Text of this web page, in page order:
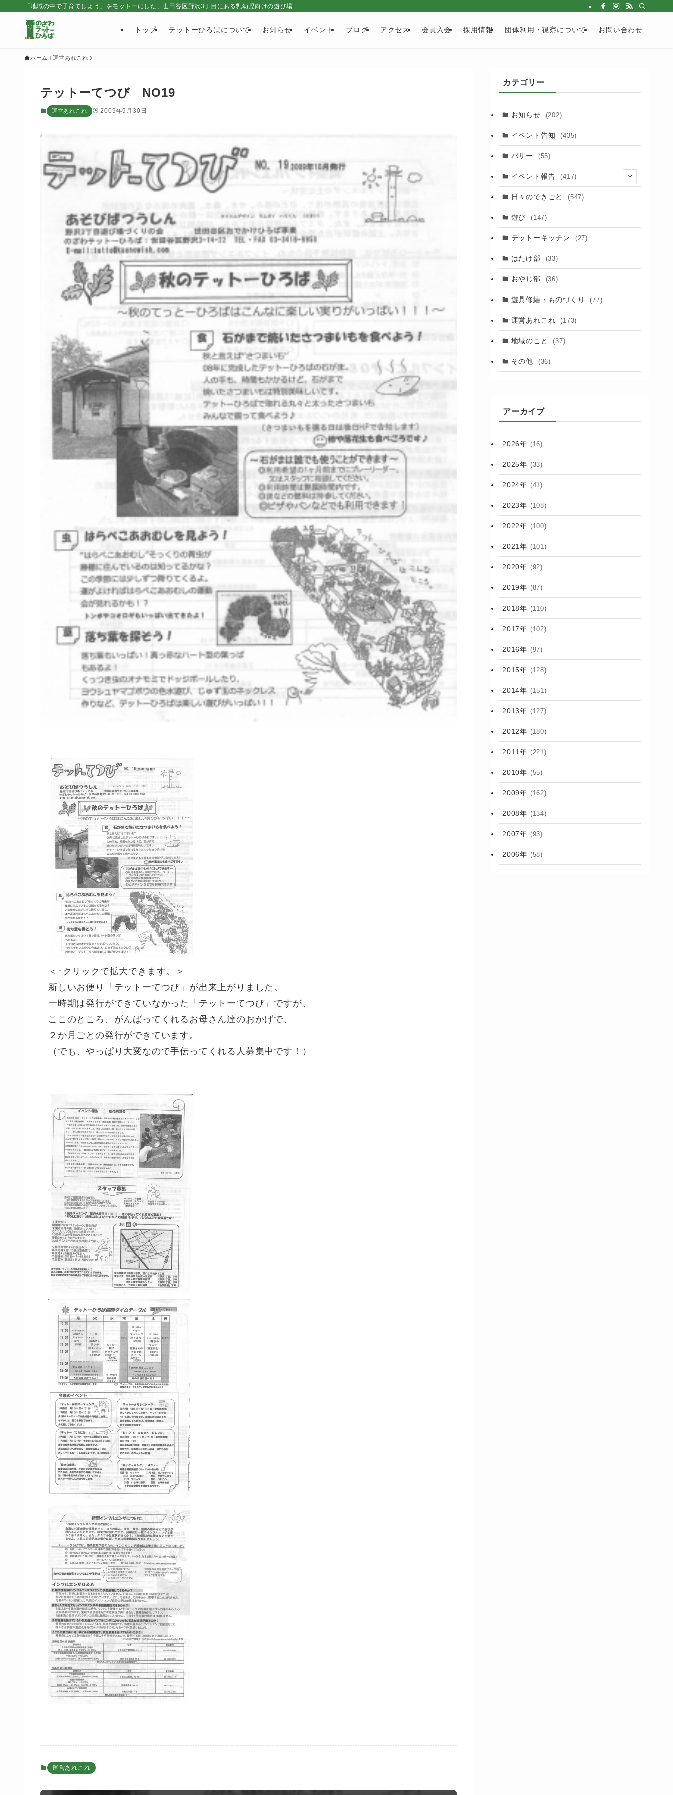
「地域の中で子育てしよう」をモットーにした、世田谷区野沢3丁目にある乳幼児向けの遊び場
トップ テットーひろばについて お知らせ イベント ブログ アクセス 会員入会 採用情報 団体利用・視察について お問い合わせ
ホーム 運営あれこれ
テットーてつび NO19
運営あれこれ 2009年9月30日
＜↑クリックで拡大できます。＞
新しいお便り「テットーてつび」が出来上がりました。
一時期は発行ができていなかった「テットーてつび」ですが、
ここのところ、がんばってくれるお母さん達のおかげで、
２か月ごとの発行ができています。
（でも、やっぱり大変なので手伝ってくれる人募集中です！）
運営あれこれ
カテゴリー
お知らせ (202)
イベント告知 (435)
バザー (55)
イベント報告 (417)
(2)
(88)
日々のできごと (547)
遊び (147)
テットーキッチン (27)
はたけ部 (33)
おやじ部 (36)
遊具修繕・ものづくり (77)
運営あれこれ (173)
地域のこと (37)
その他 (36)
アーカイブ
2026年 (16)
2025年 (33)
2024年 (41)
2023年 (108)
2022年 (100)
2021年 (101)
2020年 (92)
2019年 (87)
2018年 (110)
2017年 (102)
2016年 (97)
2015年 (128)
2014年 (151)
2013年 (127)
2012年 (180)
2011年 (221)
2010年 (55)
2009年 (162)
2008年 (134)
2007年 (93)
2006年 (58)